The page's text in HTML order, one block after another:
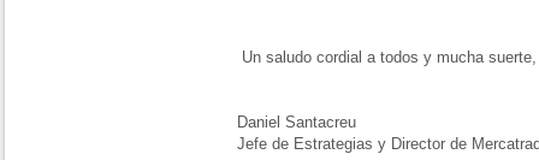
Un saludo cordial a todos y mucha suerte,
Daniel Santacreu
Jefe de Estrategias y Director de